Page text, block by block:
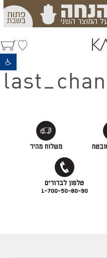
פתח סרגל נגישות
משלוח מהיר
1-700-50-80-90